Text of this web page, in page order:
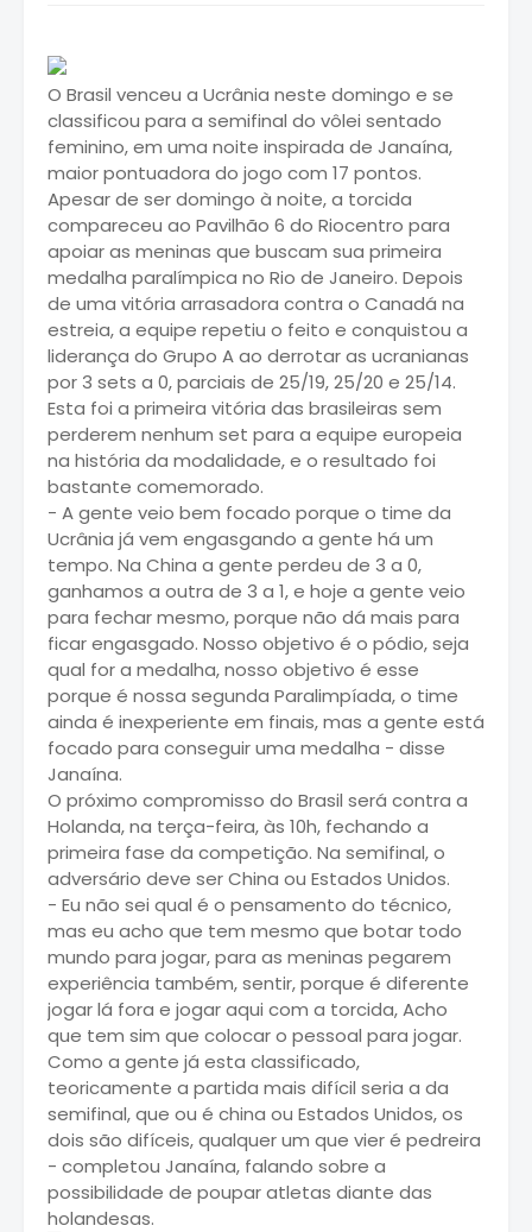
O Brasil venceu a Ucrânia neste domingo e se
classificou para a semifinal do vôlei sentado
feminino, em uma noite inspirada de Janaína,
maior pontuadora do jogo com 17 pontos.
Apesar de ser domingo à noite, a torcida
compareceu ao Pavilhão 6 do Riocentro para
apoiar as meninas que buscam sua primeira
medalha paralímpica no Rio de Janeiro. Depois
de uma vitória arrasadora contra o Canadá na
estreia, a equipe repetiu o feito e conquistou a
liderança do Grupo A ao derrotar as ucranianas
por 3 sets a 0, parciais de 25/19, 25/20 e 25/14.
Esta foi a primeira vitória das brasileiras sem
perderem nenhum set para a equipe europeia
na história da modalidade, e o resultado foi
bastante comemorado.
- A gente veio bem focado porque o time da
Ucrânia já vem engasgando a gente há um
tempo. Na China a gente perdeu de 3 a 0,
ganhamos a outra de 3 a 1, e hoje a gente veio
para fechar mesmo, porque não dá mais para
ficar engasgado. Nosso objetivo é o pódio, seja
qual for a medalha, nosso objetivo é esse
porque é nossa segunda Paralimpíada, o time
ainda é inexperiente em finais, mas a gente está
focado para conseguir uma medalha - disse
Janaína.
O próximo compromisso do Brasil será contra a
Holanda, na terça-feira, às 10h, fechando a
primeira fase da competição. Na semifinal, o
adversário deve ser China ou Estados Unidos.
- Eu não sei qual é o pensamento do técnico,
mas eu acho que tem mesmo que botar todo
mundo para jogar, para as meninas pegarem
experiência também, sentir, porque é diferente
jogar lá fora e jogar aqui com a torcida, Acho
que tem sim que colocar o pessoal para jogar.
Como a gente já esta classificado,
teoricamente a partida mais difícil seria a da
semifinal, que ou é china ou Estados Unidos, os
dois são difíceis, qualquer um que vier é pedreira
- completou Janaína, falando sobre a
possibilidade de poupar atletas diante das
holandesas.